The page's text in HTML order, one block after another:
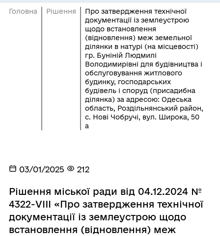
Головна Рішення
Про затвердження технічної
документації із землеустрою
щодо встановлення
(відновлення) меж земельної
ділянки в натурі (на місцевості)
гр. Буніній Людмилі
Володимирівні для будівництва і
обслуговування житлового
будинку, господарських
будівель і споруд (присадибна
ділянка) за адресою: Одеська
область, Роздільнянський район,
с. Нові Чобручі, вул. Широка, 50
а
03/01/2025 212
Рішення міської ради від 04.12.2024 №
4322-VIII «Про затвердження технічної
документації із землеустрою щодо
встановлення (відновлення) меж